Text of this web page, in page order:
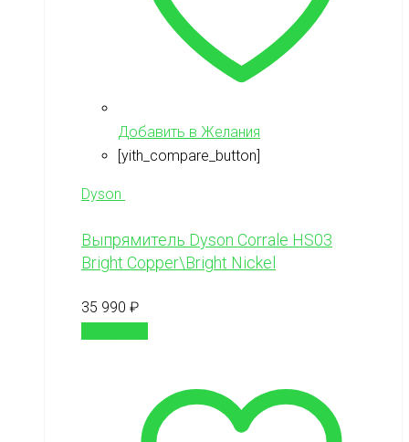
Добавить в Желания
[yith_compare_button]
Dyson
Выпрямитель Dyson Corrale HS03
Bright Copper\Bright Nickel
35 990 ₽